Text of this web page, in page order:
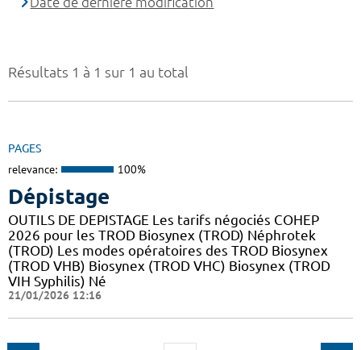
Résultats 1 à 1 sur 1 au total
PAGES
relevance: 100%
Dépistage
OUTILS DE DEPISTAGE Les tarifs négociés COHEP
2026 pour les TROD Biosynex (TROD) Néphrotek
(TROD) Les modes opératoires des TROD Biosynex
(TROD VHB) Biosynex (TROD VHC) Biosynex (TROD
VIH Syphilis) Né
21/01/2026 12:16